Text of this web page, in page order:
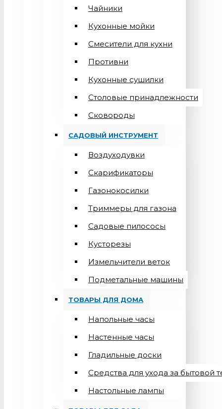
Чайники
Кухонные мойки
Смесители для кухни
Противни
Кухонные сушилки
Столовые принадлежности
Сковороды
САДОВЫЙ ИНСТРУМЕНТ
Воздуходувки
Скарификаторы
Газонокосилки
Триммеры для газона
Садовые пилососы
Кусторезы
Измельчители веток
Подметальные машины
ТОВАРЫ ДЛЯ ДОМА
Напольные часы
Настенные часы
Гладильные доски
Средства для ухода за бытовой
Настольные лампы